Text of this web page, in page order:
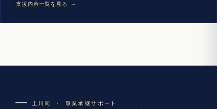
支援内容一覧を見る →
上川町 · 事業承継サポート